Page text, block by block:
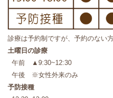
診療は予約制ですが、予約のない
土曜日の診療
午前 ▲9:30~12:30
午後 ※女性外来のみ
予防接種